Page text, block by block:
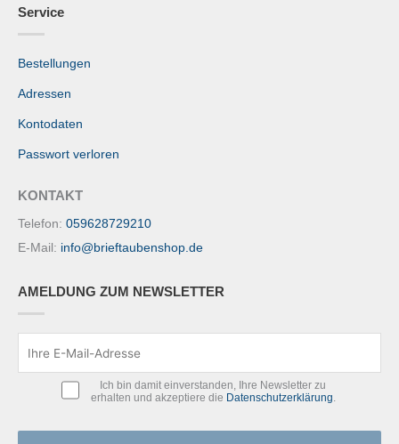
Service
Bestellungen
Adressen
Kontodaten
Passwort verloren
KONTAKT
Telefon: 059628729210
E-Mail: info@brieftaubenshop.de
AMELDUNG ZUM NEWSLETTER
Ich bin damit einverstanden, Ihre Newsletter zu
erhalten und akzeptiere die Datenschutzerklärung.